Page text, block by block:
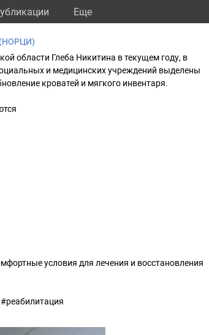
Eще
(НОРЦИ)
области Глеба Никитина в текущем году, в
и медицинских учреждений выделены
кроватей и мягкого инвентаря.
условия для лечения и восстановления